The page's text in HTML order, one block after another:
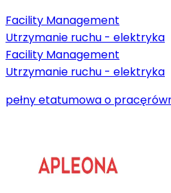
Facility Management
Utrzymanie ruchu - elektryka
Facility Management
Utrzymanie ruchu - elektryka
pełny etatumowa o pracę